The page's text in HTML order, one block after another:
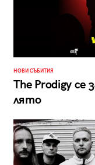
НОВИ СЪБИТИЯ
The Prodigy
лято